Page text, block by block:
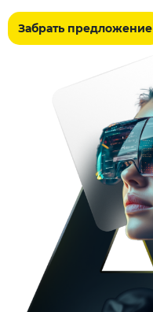
Забрать предложение